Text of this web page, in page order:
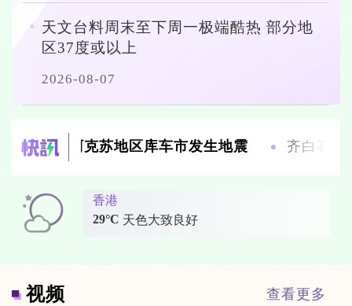
天文台料周末至下周一极端酷热 部分地
区37度或以上
2026-08-07
克苏地区库车市发生地震 齐白石十幅珍品首度
香港
29°C 天色大致良好
视频 查看更多